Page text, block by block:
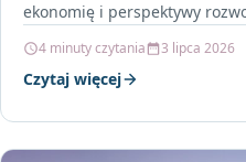
ekonomię i perspektywy
4 minuty czytania 3 lipca 2026
Czytaj więcej